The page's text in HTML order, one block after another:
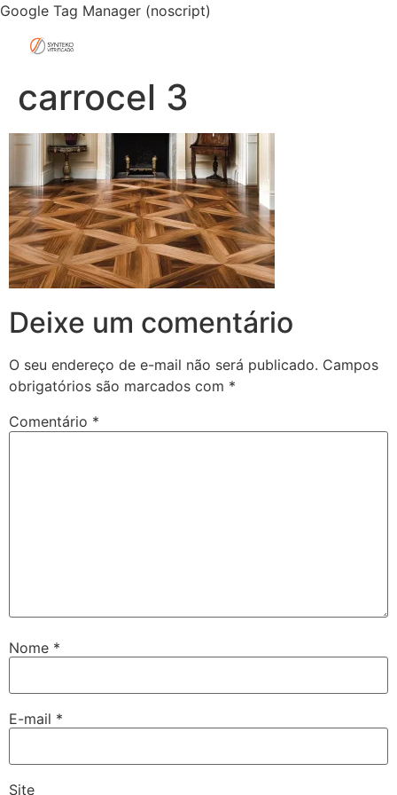
Google Tag Manager (noscript)
carrocel 3
Deixe um comentário
O seu endereço de e-mail não será publicado. Campos
obrigatórios são marcados com *
Comentário *
Nome *
E-mail *
Site